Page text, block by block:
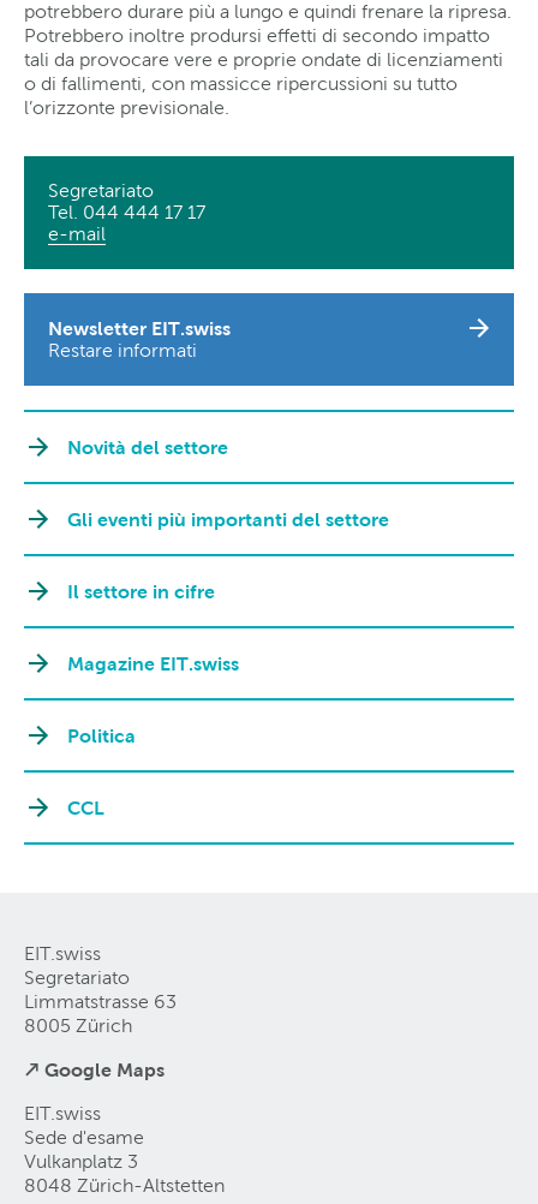
potrebbero durare più a lungo e quindi frenare la ripresa.
Potrebbero inoltre prodursi effetti di secondo impatto
tali da provocare vere e proprie ondate di licenziamenti
o di fallimenti, con massicce ripercussioni su tutto
l’orizzonte previsionale.
Segretariato
Tel. 044 444 17 17
e-mail
Newsletter EIT.swiss
Restare informati
Novità del settore
Gli eventi più importanti del settore
Il settore in cifre
Magazine EIT.swiss
Politica
CCL
EIT.swiss
Segretariato
Limmatstrasse 63
8005 Zürich
↗ Google Maps
EIT.swiss
Sede d'esame
Vulkanplatz 3
8048 Zürich-Altstetten